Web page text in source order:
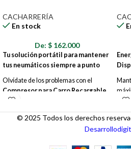
CACHARRERÍA
En stock
De: $ 162.000
Tu solución portátil para mantener
tus neumáticos siempre a punto
Olvídate de los problemas con el
Compresor para Carro Recargable
LLZ-668
compresor es tu aliado perfecto en la
carretera, en casa o donde lo
la
© 2025 Todos los derechos